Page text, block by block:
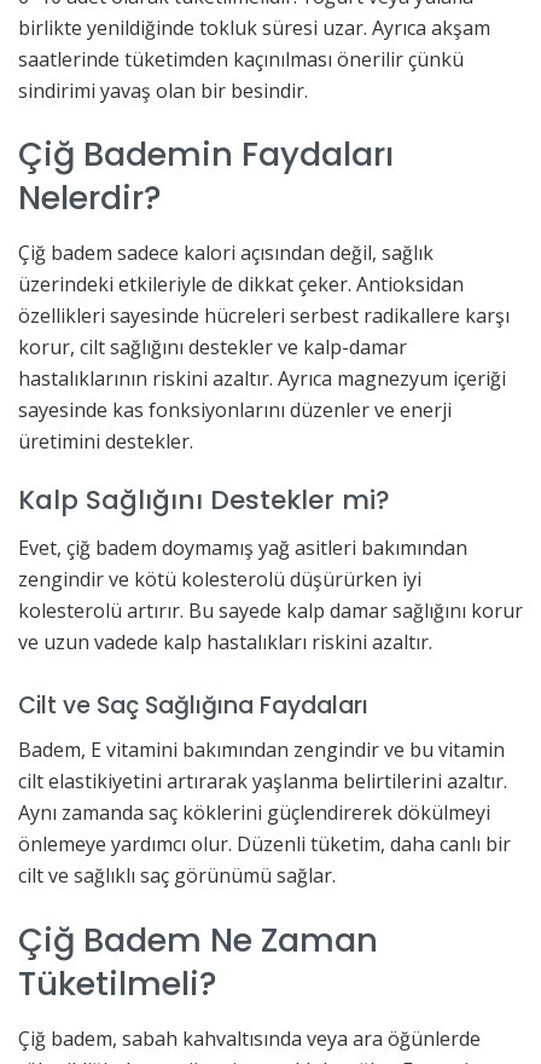
birlikte yenildiğinde tokluk süresi uzar. Ayrıca akşam
saatlerinde tüketimden kaçınılması önerilir çünkü
sindirimi yavaş olan bir besindir.
Çiğ Bademin Faydaları
Nelerdir?
Çiğ badem sadece kalori açısından değil, sağlık
üzerindeki etkileriyle de dikkat çeker. Antioksidan
özellikleri sayesinde hücreleri serbest radikallere karşı
korur, cilt sağlığını destekler ve kalp-damar
hastalıklarının riskini azaltır. Ayrıca magnezyum içeriği
sayesinde kas fonksiyonlarını düzenler ve enerji
üretimini destekler.
Kalp Sağlığını Destekler mi?
Evet, çiğ badem doymamış yağ asitleri bakımından
zengindir ve kötü kolesterolü düşürürken iyi
kolesterolü artırır. Bu sayede kalp damar sağlığını korur
ve uzun vadede kalp hastalıkları riskini azaltır.
Cilt ve Saç Sağlığına Faydaları
Badem, E vitamini bakımından zengindir ve bu vitamin
cilt elastikiyetini artırarak yaşlanma belirtilerini azaltır.
Aynı zamanda saç köklerini güçlendirerek dökülmeyi
önlemeye yardımcı olur. Düzenli tüketim, daha canlı bir
cilt ve sağlıklı saç görünümü sağlar.
Çiğ Badem Ne Zaman
Tüketilmeli?
Çiğ badem, sabah kahvaltısında veya ara öğünlerde